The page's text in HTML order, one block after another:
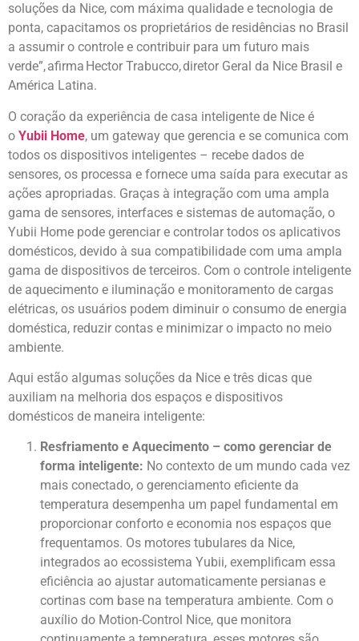
soluções da Nice, com máxima qualidade e tecnologia de
ponta, capacitamos os proprietários de residências no Brasil
a assumir o controle e contribuir para um futuro mais
verde”, afirma Hector Trabucco, diretor Geral da Nice Brasil e
América Latina.
O coração da experiência de casa inteligente de Nice é
o Yubii Home, um gateway que gerencia e se comunica com
todos os dispositivos inteligentes – recebe dados de
sensores, os processa e fornece uma saída para executar as
ações apropriadas. Graças à integração com uma ampla
gama de sensores, interfaces e sistemas de automação, o
Yubii Home pode gerenciar e controlar todos os aplicativos
domésticos, devido à sua compatibilidade com uma ampla
gama de dispositivos de terceiros. Com o controle inteligente
de aquecimento e iluminação e monitoramento de cargas
elétricas, os usuários podem diminuir o consumo de energia
doméstica, reduzir contas e minimizar o impacto no meio
ambiente.
Aqui estão algumas soluções da Nice e três dicas que
auxiliam na melhoria dos espaços e dispositivos
domésticos de maneira inteligente:
Resfriamento e Aquecimento – como gerenciar de
forma inteligente: No contexto de um mundo cada vez
mais conectado, o gerenciamento eficiente da
temperatura desempenha um papel fundamental em
proporcionar conforto e economia nos espaços que
frequentamos. Os motores tubulares da Nice,
integrados ao ecossistema Yubii, exemplificam essa
eficiência ao ajustar automaticamente persianas e
cortinas com base na temperatura ambiente. Com o
auxílio do Motion-Control Nice, que monitora